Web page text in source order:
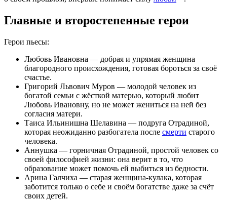
Главные и второстепенные герои
Герои пьесы:
Любовь Ивановна — добрая и упрямая женщина
благородного происхождения, готовая бороться за своё
счастье.
Григорий Львович Муров — молодой человек из
богатой семьи с жёсткой матерью, который любит
Любовь Ивановну, но не может жениться на ней без
согласия матери.
Таиса Ильинишна Шелавина — подруга Отрадиной,
которая неожиданно разбогатела после смерти старого
человека.
Аннушка — горничная Отрадиной, простой человек со
своей философией жизни: она верит в то, что
образование может помочь ей выбиться из бедности.
Арина Галчиха — старая женщина-кулака, которая
заботится только о себе и своём богатстве даже за счёт
своих детей.